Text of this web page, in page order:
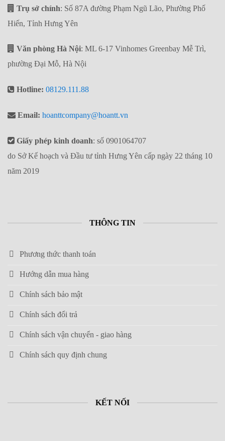
Trụ sở chính: Số 87A đường Phạm Ngũ Lão, Phường Phố
Hiến, Tỉnh Hưng Yên
Văn phòng Hà Nội: ML 6-17 Vinhomes Greenbay Mễ Trì,
phường Đại Mỗ, Hà Nội
Hotline: 08129.111.88
Email: hoanttcompany@hoantt.vn
Giấy phép kinh doanh: số 0901064707
do Sở Kế hoạch và Đầu tư tỉnh Hưng Yên cấp ngày 22 tháng 10
năm 2019
THÔNG TIN
Phương thức thanh toán
Hướng dẫn mua hàng
Chính sách bảo mật
Chính sách đổi trả
Chính sách vận chuyển - giao hàng
Chính sách quy định chung
KẾT NỐI